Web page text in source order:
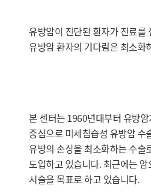
유방암이 진단된 환자가 진료를
유방암 환자의 기다림은 최소화
본 센터는 1960년대부터 유방
중심으로 미세침습성 유방암 수
유방의 손상을 최소화하는 수술
도입하고 있습니다. 최근에는
시술을 목표로 하고 있습니다.